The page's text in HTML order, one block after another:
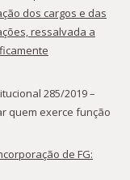
dos cargos e das
ressalvada a
285/2019 –
quem exerce função
de FG: